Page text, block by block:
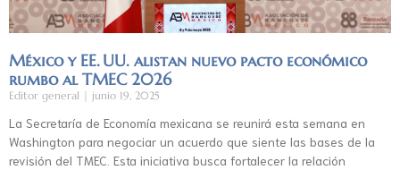
México y EE. UU. alistan nuevo pacto económico
rumbo al TMEC 2026
Editor general junio 19, 2025
La Secretaría de Economía mexicana se reunirá esta semana en
Washington para negociar un acuerdo que siente las bases de la
revisión del TMEC. Esta iniciativa busca fortalecer la relación